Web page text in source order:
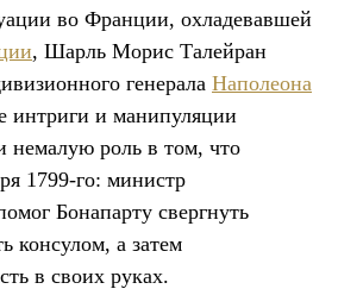
во Франции, охладевавшей
, Шарль Морис Талейран
генерала Наполеона
интриги и манипуляции
немалую роль в том, что
1799-го: министр
Бонапарту свергнуть
консулом, а затем
в своих руках.